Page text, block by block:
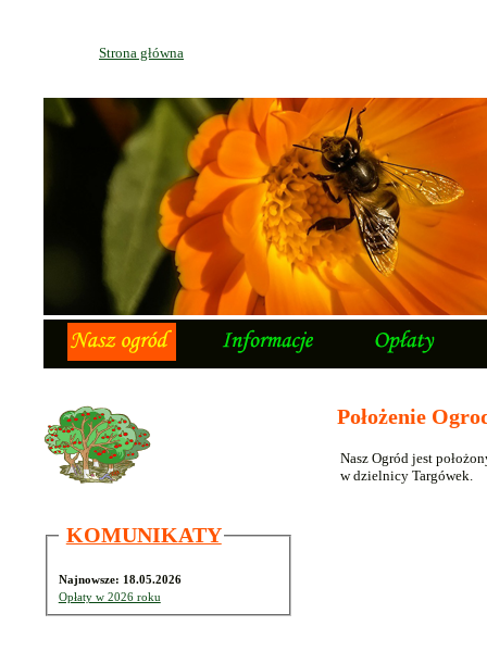
Strona główna
KOMUNIKATY
Najnowsze: 18.05.2026
Opłaty w 2026 roku
Położenie
Nasz Ogród jest
w dzielnicy Targówek.